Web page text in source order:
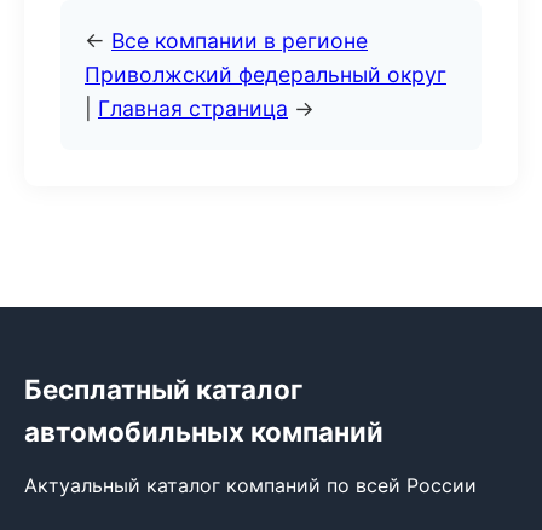
← Все компании в регионе
Приволжский федеральный округ
Главная страница →
Бесплатный каталог
автомобильных компаний
Актуальный каталог компаний по всей России